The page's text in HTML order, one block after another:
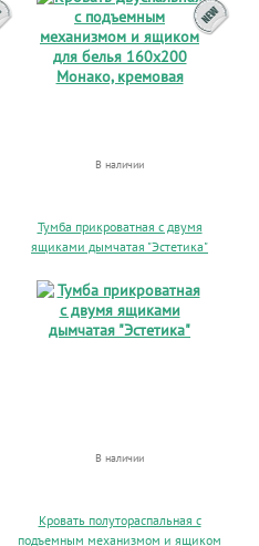
В наличии
Тумба прикроватная с двумя
ящиками дымчатая "Эстетика"
В наличии
Кровать полутораспальная с
подъемным механизмом и ящиком